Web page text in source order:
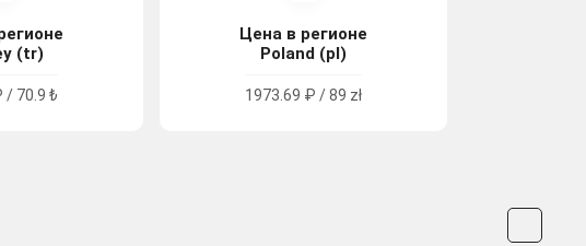
(tr)
/ 70.9 ₺
Цена в регионе
Poland (pl)
1973.69 ₽ / 89 zł